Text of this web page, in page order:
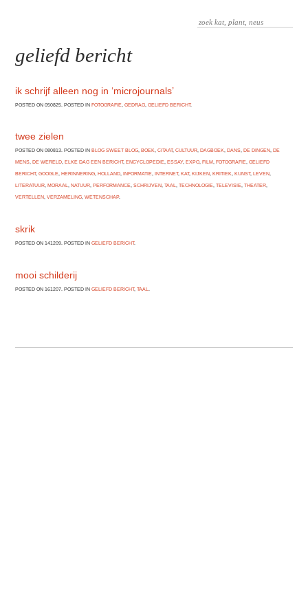
geliefd bericht
ik schrijf alleen nog in ‘microjournals’
POSTED ON 050825. POSTED INFOTOGRAFIE ,GEDRAG ,GELIEFD BERICHT.
twee zielen
POSTED ON 080813. POSTED INBLOG SWEET BLOG,BOEK,CITAAT,CULTUUR,DAGBOEK,DANS,DE DINGEN,DE
MENS,DE WERELD,ELKE DAG EEN BERICHT,ENCYCLOPEDIE,ESSAY,EXPO,FILM,FOTOGRAFIE,GELIEFD
BERICHT,GOOGLE,HERINNERING,HOLLAND,INFORMATIE,INTERNET,KAT,KIJKEN,KRITIEK,KUNST,LEVEN,
LITERATUUR,MORAAL,NATUUR,PERFORMANCE,SCHRIJVEN,TAAL,TECHNOLOGIE,TELEVISIE,THEATER,
VERTELLEN,VERZAMELING,WETENSCHAP.
skrik
POSTED ON 141209. POSTED INGELIEFD BERICHT.
mooi schilderij
POSTED ON 161207. POSTED INGELIEFD BERICHT,TAAL.